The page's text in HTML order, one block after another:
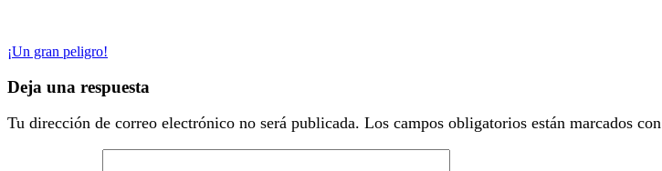
Navegación
de
entradas
¡Un gran peligro!
Deja una respuesta
Tu dirección de correo electrónico no será publicada. Los campos obligatorios están marcados con